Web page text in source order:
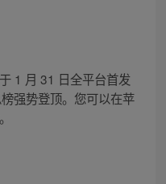
1 月 31 日全平台首发
强势登顶。您可以在苹